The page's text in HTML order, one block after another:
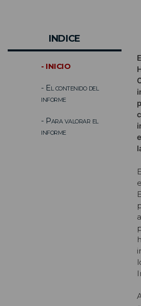
INDICE
- INICIO
- El contenido del
informe
- Para valorar el
informe